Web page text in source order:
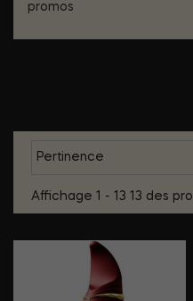
promos
Pertinence
Affichage 1 - 13 13 des